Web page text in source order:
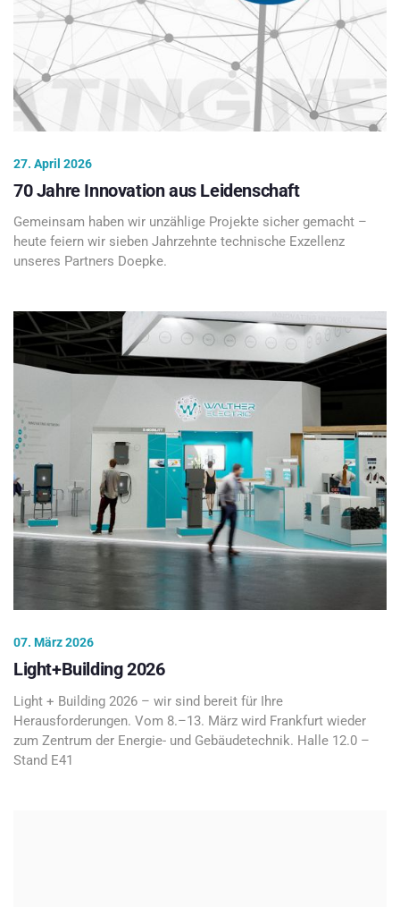
27. April 2026
70 Jahre Innovation aus Leidenschaft
Gemeinsam haben wir unzählige Projekte sicher gemacht –
heute feiern wir sieben Jahrzehnte technische Exzellenz
unseres Partners Doepke.
07. März 2026
Light+Building 2026
Light + Building 2026 – wir sind bereit für Ihre
Herausforderungen. Vom 8.–13. März wird Frankfurt wieder
zum Zentrum der Energie- und Gebäudetechnik. Halle 12.0 –
Stand E41